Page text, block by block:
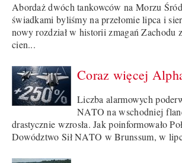
Abordaż dwóch tankowców na Morzu
świadkami byliśmy na przełomie lipca i
nowy rozdział w historii zmagań Zachodu
cien...
Coraz więcej
Liczba alarmowych
NATO na wschodniej
drastycznie wzrosła. Jak poinformowało
Dowództwo Sił NATO w Brunssum, w